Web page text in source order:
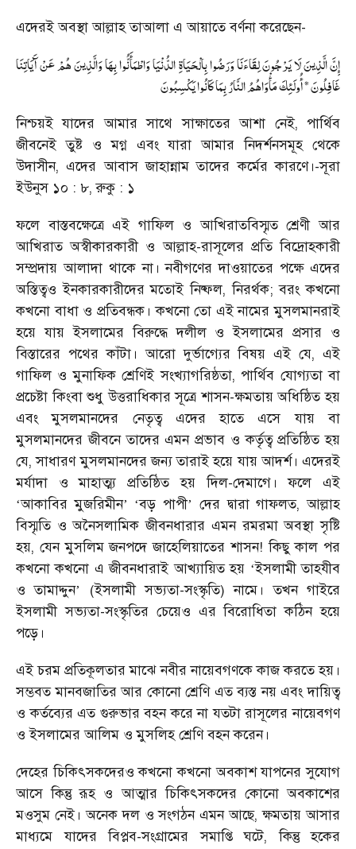
এদেরই অবস্থা আল্লাহ তাআলা এ আয়াতে বর্ণনা করেছেন-
إِنَّ الَّذِينَ لَا يَرْجُونَ لِقَاءَنَا وَرَضُوا بِالْحَيَاةِ الدُّنْيَا وَاطْمَأَنُّوا بِهَا وَالَّذِينَ هُمْ عَنْ آَيَاتِنَا
غَافِلُونَ * أُولَئِكَ مَأْوَاهُمُ النَّارُ بِمَا كَانُوا يَكْسِبُونَ
নিশ্চয়ই যাদের আমার সাথে সাক্ষাতের আশা নেই, পার্থিব
জীবনেই তুষ্ট ও মগ্ন এবং যারা আমার নিদর্শনসমূহ থেকে
উদাসীন, এদের আবাস জাহান্নাম তাদের কর্মের কারণে।-সূরা
ইউনুস ১০ : ৮, রুকু : ১
ফলে বাস্তবক্ষেত্রে এই গাফিল ও আখিরাতবিস্মৃত শ্রেণী আর
আখিরাত অস্বীকারকারী ও আল্লাহ-রাসূলের প্রতি বিদ্রোহকারী
সম্প্রদায় আলাদা থাকে না। নবীগণের দাওয়াতের পক্ষে এদের
অস্তিত্বও ইনকারকারীদের মতোই নিষ্ফল, নিরর্থক; বরং কখনো
কখনো বাধা ও প্রতিবন্ধক। কখনো তো এই নামের মুসলমানরাই
হয়ে যায় ইসলামের বিরুদ্ধে দলীল ও ইসলামের প্রসার ও
বিস্তারের পথের কাঁটা। আরো দুর্ভাগ্যের বিষয় এই যে, এই
গাফিল ও মুনাফিক শ্রেণিই সংখ্যাগরিষ্ঠতা, পার্থিব যোগ্যতা বা
প্রচেষ্টা কিংবা শুধু উত্তরাধিকার সূত্রে শাসন-ক্ষমতায় অধিষ্ঠিত হয়
এবং মুসলমানদের নেতৃত্ব এদের হাতে এসে যায় বা
মুসলমানদের জীবনে তাদের এমন প্রভাব ও কর্তৃত্ব প্রতিষ্ঠিত হয়
যে, সাধারণ মুসলমানদের জন্য তারাই হয়ে যায় আদর্শ। এদেরই
মর্যাদা ও মাহাত্ম্য প্রতিষ্ঠিত হয় দিল-দেমাগে। ফলে এই
‘আকাবির মুজরিমীন’ ‘বড় পাপী’ দের দ্বারা গাফলত, আল্লাহ
বিস্মৃতি ও অনৈসলামিক জীবনধারার এমন রমরমা অবস্থা সৃষ্টি
হয়, যেন মুসলিম জনপদে জাহেলিয়াতের শাসন! কিছু কাল পর
কখনো কখনো এ জীবনধারাই আখ্যায়িত হয় ‘ইসলামী তাহযীব
ও তামাদ্দুন’
(ইসলামী সভ্যতা-সংস্কৃতি) নামে। তখন গাইরে
ইসলামী সভ্যতা-সংস্কৃতির চেয়েও এর বিরোধিতা কঠিন হয়ে
পড়ে।
এই চরম প্রতিকূলতার মাঝে নবীর নায়েবগণকে কাজ করতে হয়।
সম্ভবত মানবজাতির আর কোনো শ্রেণি এত ব্যস্ত নয় এবং দায়িত্ব
ও কর্তব্যের এত গুরুভার বহন করে না যতটা রাসূলের নায়েবগণ
ও ইসলামের আলিম ও মুসলিহ শ্রেণি বহন করেন।
দেহের চিকিৎসকদেরও কখনো কখনো অবকাশ যাপনের সুযোগ
আসে কিন্তু রূহ ও আত্মার চিকিৎসকদের কোনো অবকাশের
মওসুম নেই। অনেক দল ও সংগঠন এমন আছে, ক্ষমতায় আসার
মাধ্যমে যাদের বিপ্লব-সংগ্রামের সমাপ্তি ঘটে, কিন্তু হকের